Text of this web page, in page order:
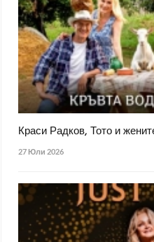
Краси Радков, Тото и
27 Юли 2026